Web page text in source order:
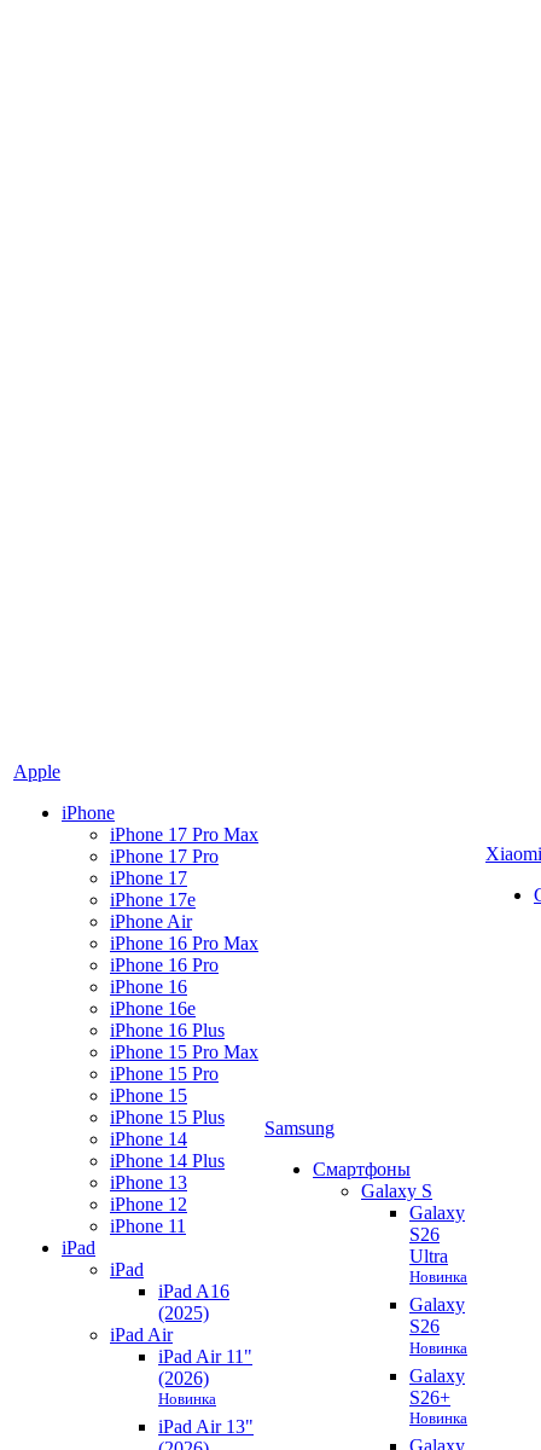
Apple
iPhone
iPhone 17 Pro Max
iPhone 17 Pro
iPhone 17
iPhone 17e
iPhone Air
iPhone 16 Pro Max
iPhone 16 Pro
iPhone 16
iPhone 16e
iPhone 16 Plus
iPhone 15 Pro Max
iPhone 15 Pro
iPhone 15
iPhone 15 Plus
iPhone 14
iPhone 14 Plus
iPhone 13
iPhone 12
iPhone 11
iPad
iPad
iPad A16
(2025)
iPad Air
iPad Air 11"
(2026)
Новинка
iPad Air 13"
Samsung
Смартфоны
Galaxy S
Galaxy
S26
Ultra
Новинка
Galaxy
S26
Новинка
Galaxy
S26+
Новинка
Galaxy
Xiaomi